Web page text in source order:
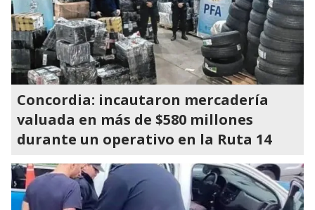
Concordia: incautaron mercadería
valuada en más de $580 millones
durante un operativo en la Ruta 14